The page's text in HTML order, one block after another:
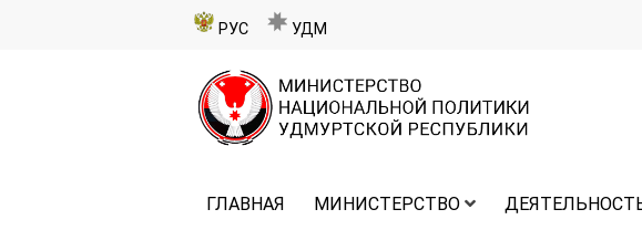
РУС УДМ
ГЛАВНАЯ МИНИСТЕРСТВО